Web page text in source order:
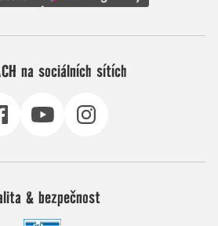
na sociálních sítích
& bezpečnost